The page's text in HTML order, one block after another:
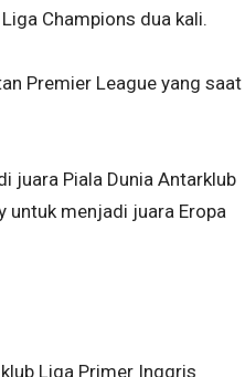
Champions dua kali.
Premier League yang saat
juara Piala Dunia Antarklub
untuk menjadi juara Eropa
Liga Primer Inggris